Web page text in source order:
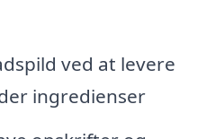
ved at levere
ingredienser